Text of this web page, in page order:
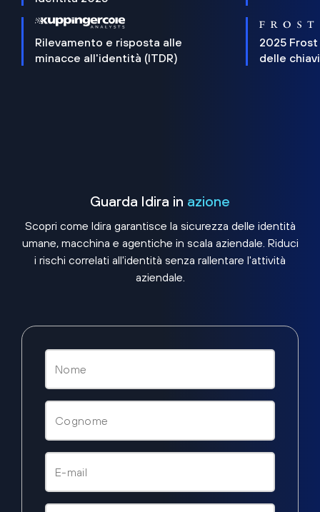
Rilevamento e risposta alle
minacce all'identità (ITDR)
2025 Frost
delle
Guarda Idira in azione
Scopri come Idira garantisce la sicurezza delle identità
umane, macchina e agentiche in scala aziendale. Riduci
i rischi correlati all'identità senza rallentare l'attività
aziendale.